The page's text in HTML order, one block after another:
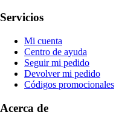
Servicios
Mi cuenta
Centro de ayuda
Seguir mi pedido
Devolver mi pedido
Códigos promocionales
Acerca de